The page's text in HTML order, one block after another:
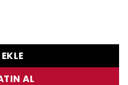
SLA LTZ7-S 12V 6Ah
AL